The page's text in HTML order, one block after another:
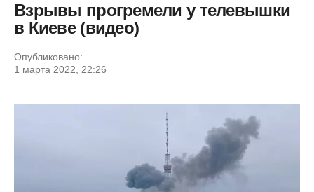
Взрывы прогремели у телевышки
в Киеве (видео)
Опубликовано:
1 марта 2022, 22:26